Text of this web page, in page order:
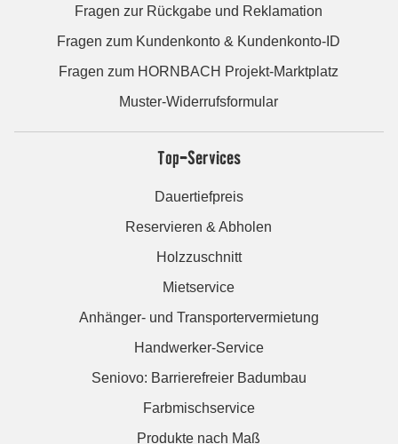
Fragen zur Rückgabe und Reklamation
Fragen zum Kundenkonto & Kundenkonto-ID
Fragen zum HORNBACH Projekt-Marktplatz
Muster-Widerrufsformular
Top-Services
Dauertiefpreis
Reservieren & Abholen
Holzzuschnitt
Mietservice
Anhänger- und Transportervermietung
Handwerker-Service
Seniovo: Barrierefreier Badumbau
Farbmischservice
Produkte nach Maß